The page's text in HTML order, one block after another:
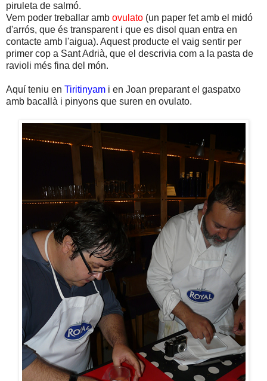
piruleta de salmó.
Vem poder treballar amb ovulato (un paper fet amb el midó
d'arrós, que és transparent i que es disol quan entra en
contacte amb l'aigua). Aquest producte el vaig sentir per
primer cop a Sant Adrià, que el descrivia com a la pasta de
ravioli més fina del món.
Aquí teniu en Tiritinyam i en Joan preparant el gaspatxo
amb bacallà i pinyons que suren en ovulato.